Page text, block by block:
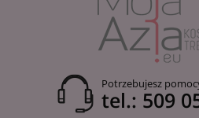
Potrzebujesz
tel.: 509